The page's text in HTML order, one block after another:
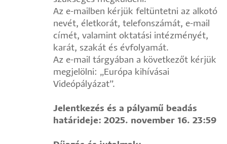
Az e-mailben kérjük feltüntetni az alkotó
nevét, életkorát, telefonszámát, e-mail
címét, valamint oktatási intézményét,
karát, szakát és évfolyamát.
Az e-mail tárgyában a következőt kérjük
megjelölni: „Európa kihívásai
Videópályázat”.
Jelentkezés és a pályamű beadás
határideje: 2025. november 16. 23:59